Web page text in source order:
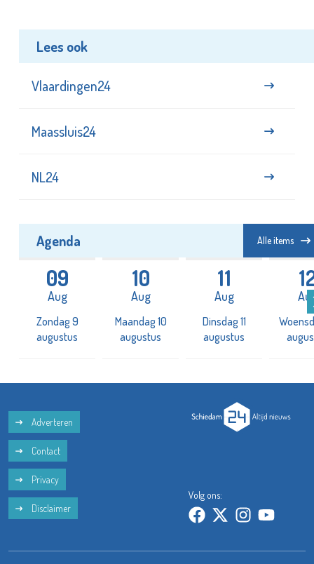
Lees ook
Vlaardingen24
Maassluis24
NL24
Agenda Alle items
09
Aug
Zondag 9
augustus
10
Aug
Maandag 10
augustus
11
Aug
Dinsdag 11
augustus
Adverteren
Contact
Privacy
Disclaimer
Volg ons: